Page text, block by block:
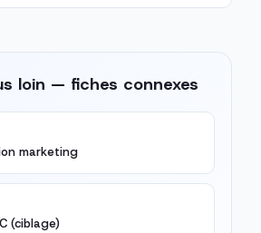
loin — fiches connexes
marketing
(ciblage)